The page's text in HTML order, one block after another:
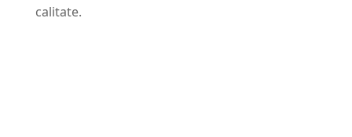
calitate.